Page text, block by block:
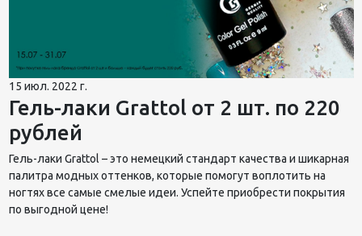
15 июл. 2022 г.
Гель-лаки Grattol от 2 шт. по 220
рублей
Гель-лаки Grattol – это немецкий стандарт качества и шикарная
палитра модных оттенков, которые помогут воплотить на
ногтях все самые смелые идеи. Успейте приобрести покрытия
по выгодной цене!